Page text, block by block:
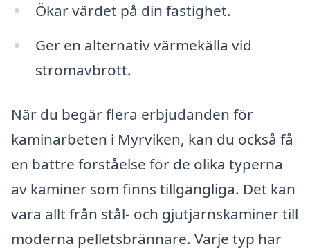
Ökar värdet på din fastighet.
Ger en alternativ värmekälla vid
strömavbrott.
När du begär flera erbjudanden för
kaminarbeten i Myrviken, kan du också få
en bättre förståelse för de olika typerna
av kaminer som finns tillgängliga. Det kan
vara allt från stål- och gjutjärnskaminer till
moderna pelletsbrännare. Varje typ har